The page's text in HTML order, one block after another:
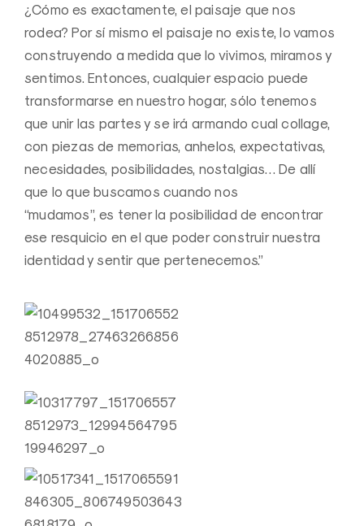
¿Cómo es exactamente, el paisaje que nos
rodea? Por sí mismo el paisaje no existe, lo vamos
construyendo a medida que lo vivimos, miramos y
sentimos. Entonces, cualquier espacio puede
transformarse en nuestro hogar, sólo tenemos
que unir las partes y se irá armando cual collage,
con piezas de memorias, anhelos, expectativas,
necesidades, posibilidades, nostalgias… De allí
que lo que buscamos cuando nos
“mudamos”, es tener la posibilidad de encontrar
ese resquicio en el que poder construir nuestra
identidad y sentir que pertenecemos.”